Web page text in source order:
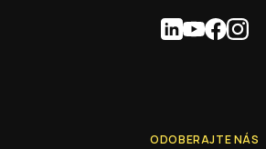
ODOBERAJTE NÁS